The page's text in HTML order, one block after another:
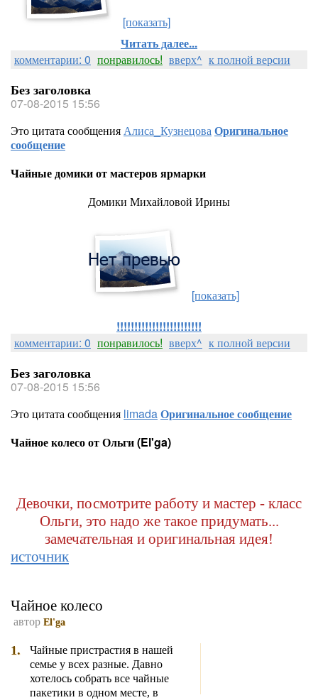
[показать]
Читать далее...
комментарии: 0 понравилось! вверх^ к полной версии
Без заголовка
07-08-2015 15:56
Это цитата сообщенияАлиса_КузнецоваОригинальное
сообщение
Чайные домики от мастеров ярмарки
Домики Михайловой Ирины
[показать]
!!!!!!!!!!!!!!!!!!!!!!!!
комментарии: 0 понравилось! вверх^ к полной версии
Без заголовка
07-08-2015 15:56
Это цитата сообщения limadaОригинальное сообщение
Чайное колесо от Ольги (El'ga)
Девочки, посмотрите работу и мастер - класс
Ольги, это надо же такое придумать...
замечательная и оригинальная идея!
источник
Чайное колесо
автор El'ga
1.
Чайные пристрастия в нашей
семье у всех разные. Давно
хотелось собрать все чайные
пакетики в одном месте, в